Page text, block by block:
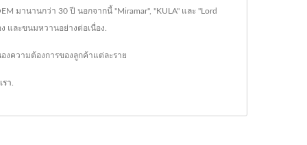
มานานกว่า 30 ปี นอกจากนี้ "Miramar", "KULA" และ "Lord
และขนมหวานอย่างต่อเนื่อง.
งความต้องการของลูกค้าแต่ละราย
รา